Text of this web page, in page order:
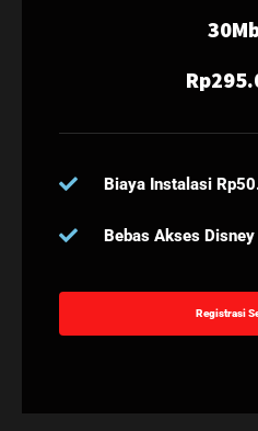
Biaya Instalasi
Bebas Akses
Registrasi